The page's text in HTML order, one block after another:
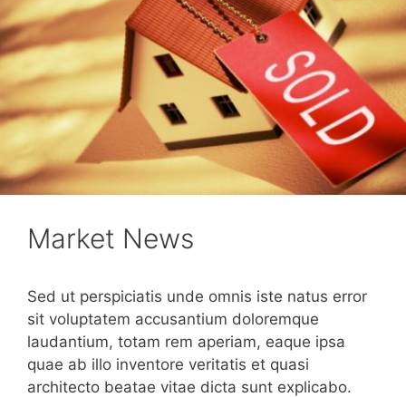
Market News
Sed ut perspiciatis unde omnis iste natus error
sit voluptatem accusantium doloremque
laudantium, totam rem aperiam, eaque ipsa
quae ab illo inventore veritatis et quasi
architecto beatae vitae dicta sunt explicabo.